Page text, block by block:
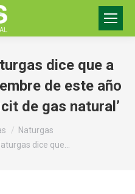
dice que a
de este año
de gas natural’
Naturgas
dice que…